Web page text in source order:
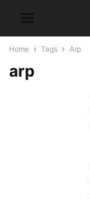
Home Tags Arp
arp